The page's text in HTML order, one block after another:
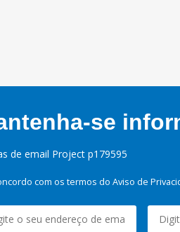
se
de email Project p179595
com os termos do Aviso de